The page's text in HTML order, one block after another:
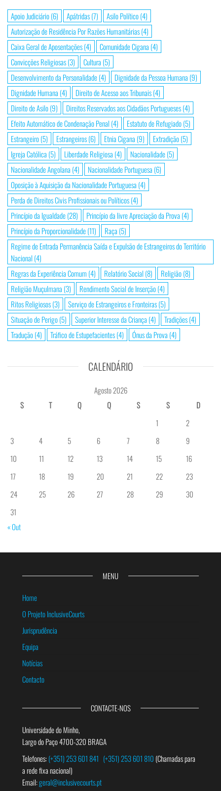
Apoio Judiciário(6) Apátridas(7) Asilo Político(4)
Autorização de Residência Por Razões Humanitárias(4)
Caixa Geral de Aposentações(4) Comunidade Cigana (4)
Convicções Religiosas(3) Cultura (5)
Desenvolvimento da Personalidade(4) Dignidade da Pessoa Humana (9)
Dignidade Humana (4) Direito de Acesso aos Tribunais(4)
Direito de Asilo(9) Direitos Reservados aos Cidadãos Portugueses(4)
Efeito Automático de Condenação Penal (4) Estatuto de Refugiado(5)
Estrangeiro(5) Estrangeiros(6) Etnia Cigana (9) Extradição(5)
Igreja Católica (5) Liberdade Religiosa (4) Nacionalidade(5)
Nacionalidade Angolana (4) Nacionalidade Portuguesa (6)
Oposição à Aquisição da Nacionalidade Portuguesa (4)
Perda de Direitos Civis Profissionais ou Políticos(4)
Princípio da Igualdade(28) Princípio da livre Apreciação da Prova (4)
Princípio da Proporcionalidade(11) Raça (5)
Regime de Entrada Permanência Saída e Expulsão de Estrangeiros do Território
Nacional (4)
Regras da Experiência Comum (4) Relatório Social (8) Religião(8)
Religião Muçulmana (3) Rendimento Social de Inserção(4)
Ritos Religiosos(3) Serviço de Estrangeiros e Fronteiras(5)
Situação de Perigo(5) Superior Interesse da Criança (4) Tradições(4)
Tradução(4) Tráfico de Estupefacientes(4) Ónus da Prova (4)
CALENDÁRIO
Agosto 2026
S
T Q Q S S
D
1
2
3
4 5 6 7 8
9
10
11 12 13 14 15
16
17
18 19 20 21 22
23
24
25 26 27 28 29
30
31
« Out
MENU
Home
O Projeto InclusiveCourts
Jurisprudência
Equipa
Notícias
Contacto
CONTACTE-NOS
Universidade do Minho,
Largo do Paço 4700-320 BRAGA
Telefones:(+351) 253 601 841 (+351) 253 601 810 (Chamadas para
a rede fixa nacional)
Email:geral@inclusivecourts.pt